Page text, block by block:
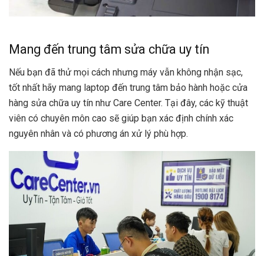
Mang đến trung tâm sửa chữa uy tín
Nếu bạn đã thử mọi cách nhưng máy vẫn không nhận sạc,
tốt nhất hãy mang laptop đến trung tâm bảo hành hoặc cửa
hàng sửa chữa uy tín như Care Center. Tại đây, các kỹ thuật
viên có chuyên môn cao sẽ giúp bạn xác định chính xác
nguyên nhân và có phương án xử lý phù hợp.